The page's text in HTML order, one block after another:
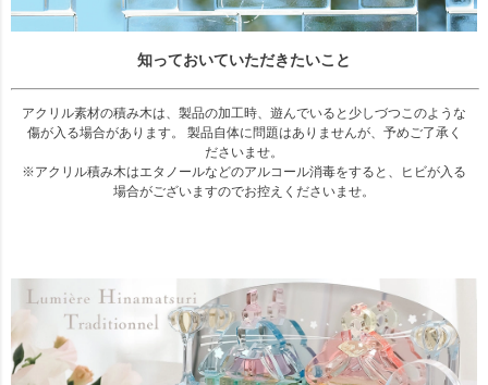
知っておいていただきたいこと
アクリル素材の積み木は、製品の加工時、遊んでいると少しづつこのような
傷が入る場合があります。 製品自体に問題はありませんが、予めご了承く
ださいませ。
※アクリル積み木はエタノールなどのアルコール消毒をすると、ヒビが入る
場合がございますのでお控えくださいませ。